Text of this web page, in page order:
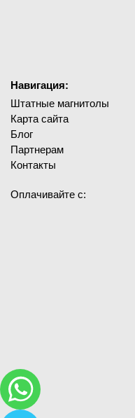
Навигация:
Штатные магнитолы
Карта сайта
Блог
Партнерам
Контакты
Оплачивайте с: